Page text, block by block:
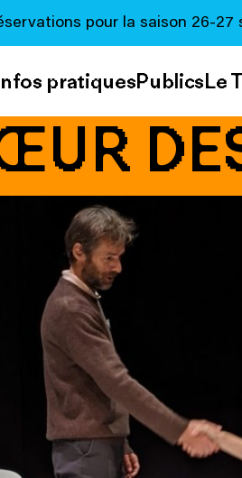
pour la saison 26-27
pratiquesPublicsLe